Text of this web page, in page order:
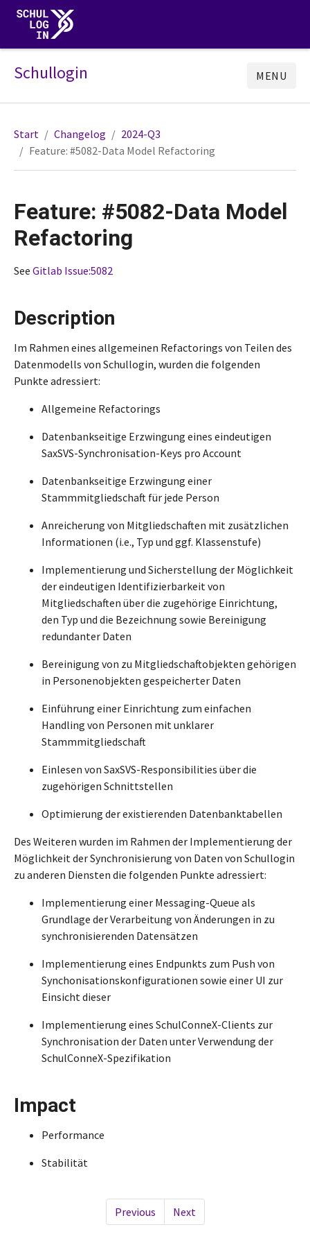
Schullogin MENU
Start Changelog
2024-Q3
Feature: #5082-Data Model Refactoring
Feature: #5082-Data Model
Refactoring
See Gitlab Issue:5082
Description
Im Rahmen eines allgemeinen Refactorings von Teilen des
Datenmodells von Schullogin, wurden die folgenden
Punkte adressiert:
Allgemeine Refactorings
Datenbankseitige Erzwingung eines eindeutigen
SaxSVS-Synchronisation-Keys pro Account
Datenbankseitige Erzwingung einer
Stammmitgliedschaft für jede Person
Anreicherung von Mitgliedschaften mit zusätzlichen
Informationen (i.e., Typ und ggf. Klassenstufe)
Implementierung und Sicherstellung der Möglichkeit
der eindeutigen Identifizierbarkeit von
Mitgliedschaften über die zugehörige Einrichtung,
den Typ und die Bezeichnung sowie Bereinigung
redundanter Daten
Bereinigung von zu Mitgliedschaftobjekten gehörigen
in Personenobjekten gespeicherter Daten
Einführung einer Einrichtung zum einfachen
Handling von Personen mit unklarer
Stammmitgliedschaft
Einlesen von SaxSVS-Responsibilities über die
zugehörigen Schnittstellen
Optimierung der existierenden Datenbanktabellen
Des Weiteren wurden im Rahmen der Implementierung der
Möglichkeit der Synchronisierung von Daten von Schullogin
zu anderen Diensten die folgenden Punkte adressiert:
Implementierung einer Messaging-Queue als
Grundlage der Verarbeitung von Änderungen in zu
synchronisierenden Datensätzen
Implementierung eines Endpunkts zum Push von
Synchonisationskonfigurationen sowie einer UI zur
Einsicht dieser
Implementierung eines SchulConneX-Clients zur
Synchronisation der Daten unter Verwendung der
SchulConneX-Spezifikation
Impact
Performance
Stabilität
Previous Next